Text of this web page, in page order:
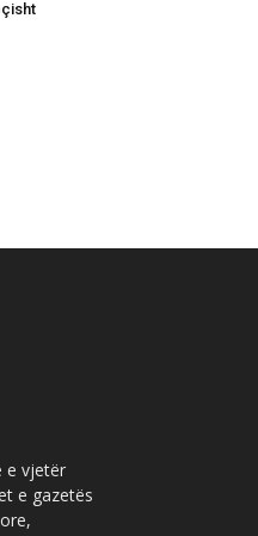
e vjetër
e gazetës